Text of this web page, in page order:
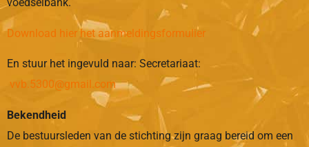
voedselbank.
Download hier het aanmeldingsformulier
En stuur het ingevuld naar: Secretariaat:
vvb.5300@gmail.com
Bekendheid
De bestuursleden van de stichting zijn graag bereid om een